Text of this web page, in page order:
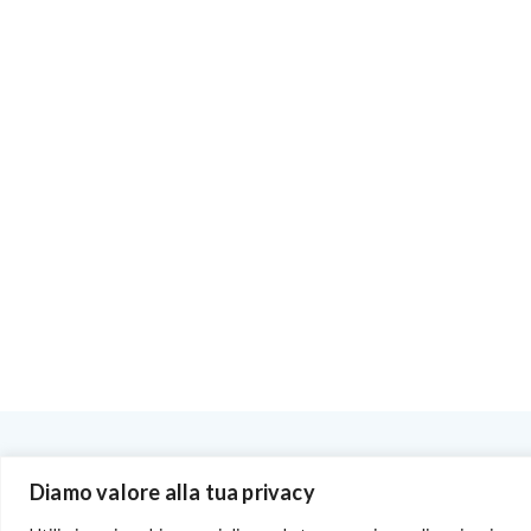
Diamo valore alla tua privacy